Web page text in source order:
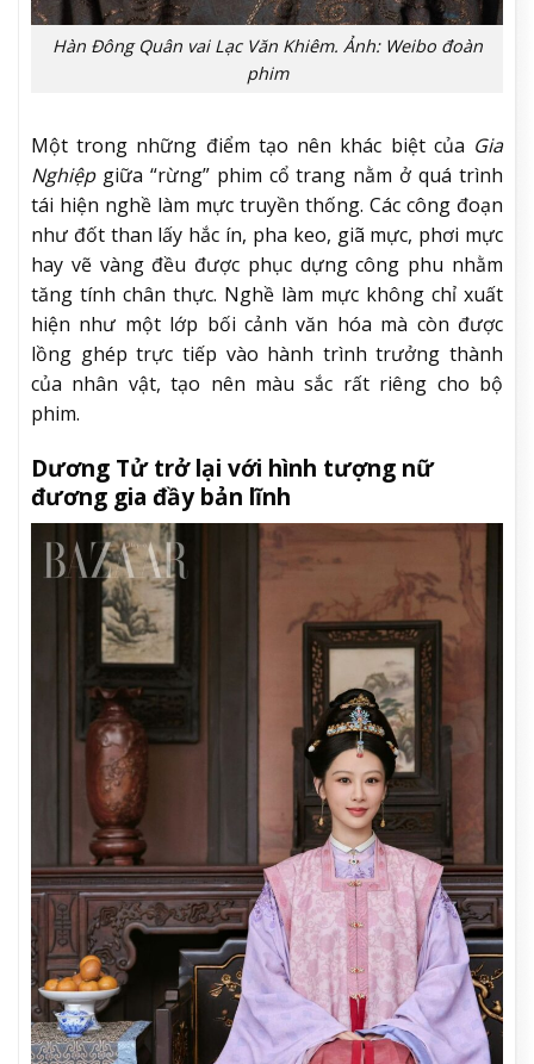
Hàn Đông Quân vai Lạc Văn Khiêm. Ảnh: Weibo đoàn
phim
Một trong những điểm tạo nên khác biệt của Gia
Nghiệpgiữa “rừng” phim cổ trang nằm ở quá trình
tái hiện nghề làm mực truyền thống. Các công đoạn
như đốt than lấy hắc ín, pha keo, giã mực, phơi mực
hay vẽ vàng đều được phục dựng công phu nhằm
tăng tính chân thực. Nghề làm mực không chỉ xuất
hiện như một lớp bối cảnh văn hóa mà còn được
lồng ghép trực tiếp vào hành trình trưởng thành
của nhân vật, tạo nên màu sắc rất riêng cho bộ
phim.
Dương Tử trở lại với hình tượng nữ
đương gia đầy bản lĩnh